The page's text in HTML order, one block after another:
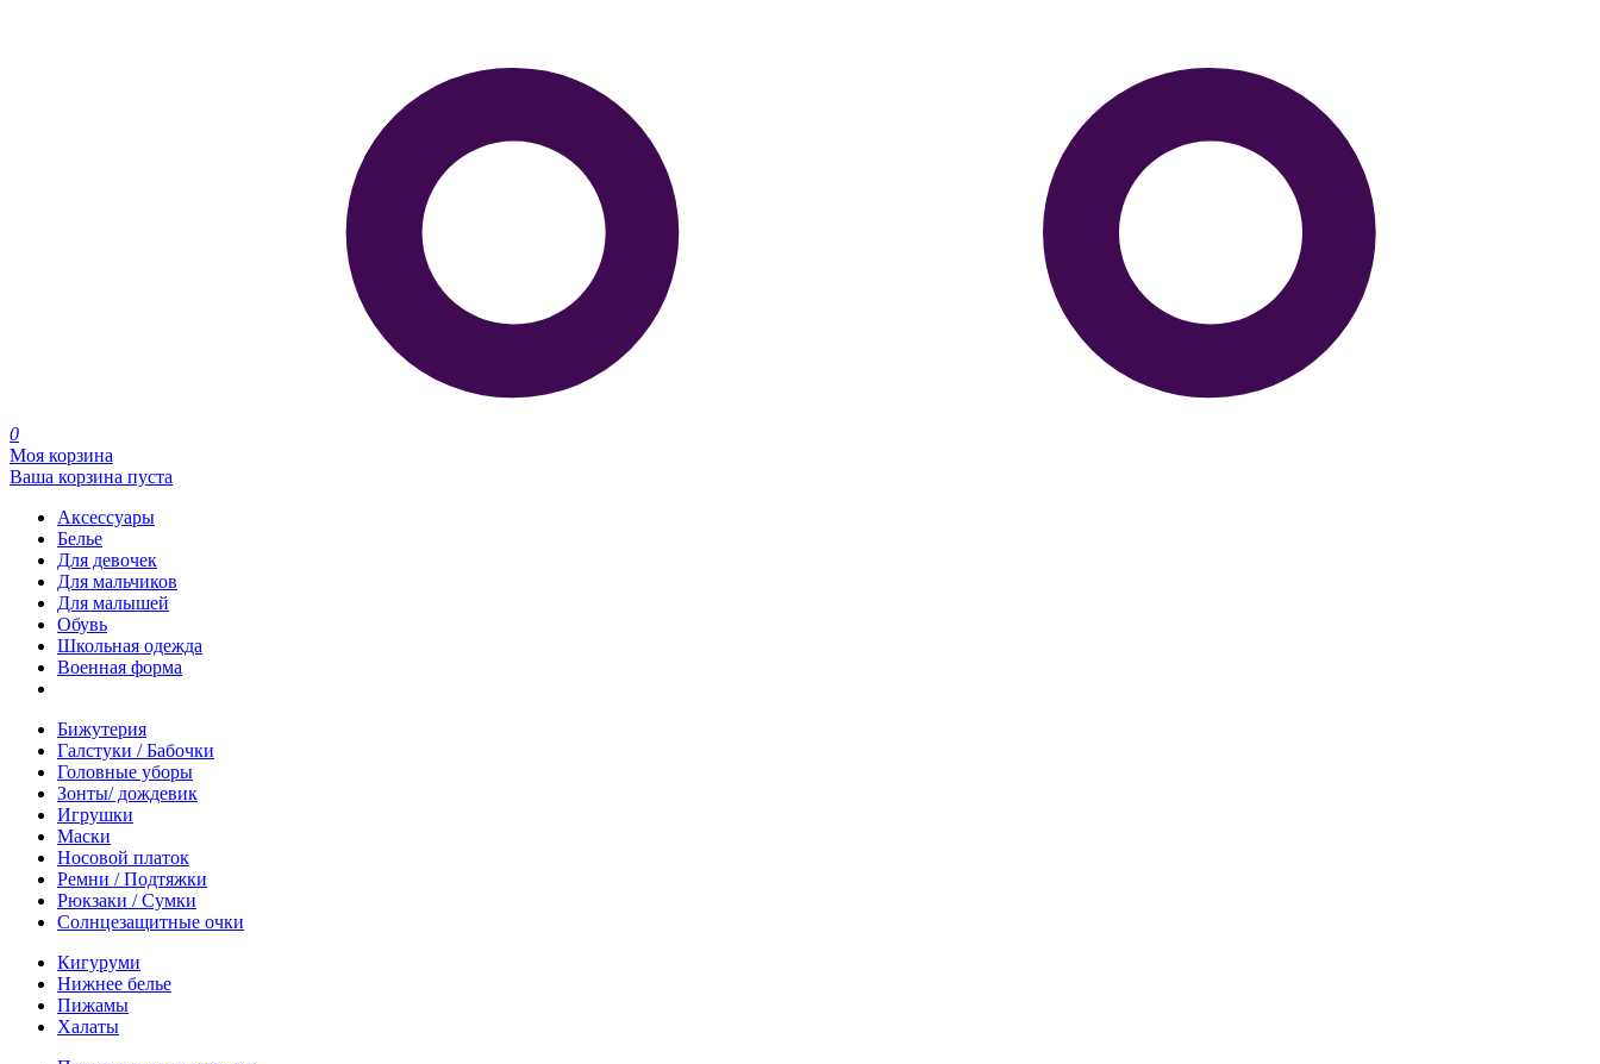
0
Моя корзина
Ваша корзина пуста
Аксессуары
Белье
Для девочек
Для мальчиков
Для малышей
Обувь
Школьная одежда
Военная форма
Бижутерия
Галстуки / Бабочки
Головные уборы
Зонты/ дождевик
Игрушки
Маски
Носовой платок
Ремни / Подтяжки
Рюкзаки / Сумки
Солнцезащитные очки
Кигуруми
Нижнее белье
Пижамы
Халаты